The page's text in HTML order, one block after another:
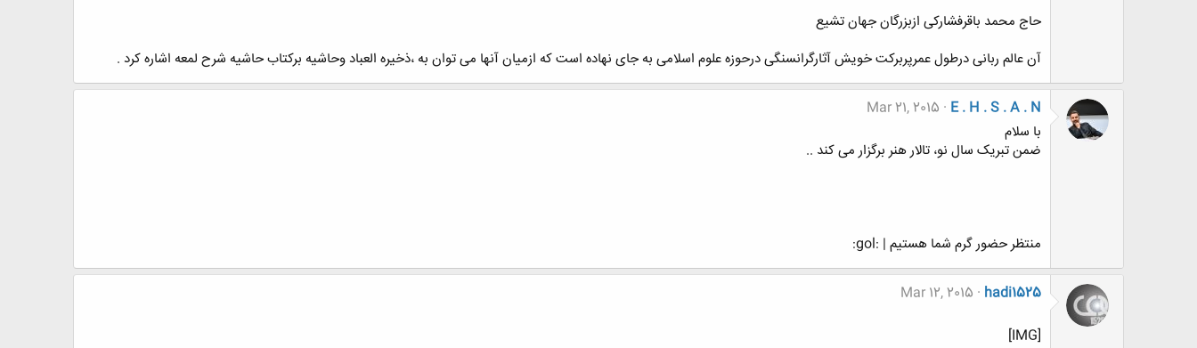
حاج محمد باقرفشارکی ازبزرگان جهان تشیع
آن عالم ربانی درطول عمرپربرکت خویش آثارگرانسنگی درحوزه علوم اسلامی به جای نهاده است که ازمیان آنها می توان به ،ذخیره العباد وحاشیه برکتاب حاشیه شرح لمعه اشاره کرد .
E . H . S . A . N
Mar 21, 2015
با سلام
ضمن تبریک سال نو، تالار هنر برگزار می کند ..
منتظر حضور گرم شما هستیم | :gol:
hadi1525
Mar 12, 2015
[IMG]